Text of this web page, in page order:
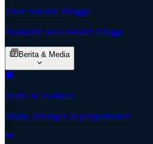
Ende Sekolah Minggu
Nyanyian anak sekolah minggu
Berita & Media
Berita & Publikasi
Warta, renungan & pengumuman